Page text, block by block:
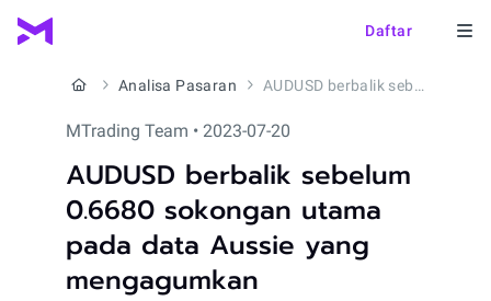
Daftar
Analisa Pasaran AUDUSD berbalik sebelum 0.6680 sokongan utama pada data Aussie yang mengagumkan
MTrading Team • 2023-07-20
AUDUSD berbalik sebelum
0.6680 sokongan utama
pada data Aussie yang
mengagumkan